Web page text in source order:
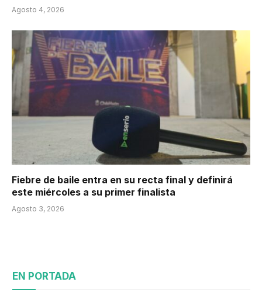
Agosto 4, 2026
Fiebre de baile entra en su recta final y definirá
este miércoles a su primer finalista
Agosto 3, 2026
EN PORTADA